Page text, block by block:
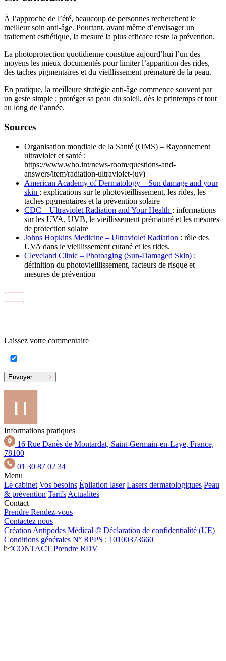
À l’approche de l’été, beaucoup de personnes recherchent le
meilleur soin anti-âge. Pourtant, avant même d’envisager un
traitement esthétique, la mesure la plus efficace reste la prévention.
La photoprotection quotidienne constitue aujourd’hui l’un des
moyens les mieux documentés pour limiter l’apparition des rides,
des taches pigmentaires et du vieillissement prématuré de la peau.
En pratique, la meilleure stratégie anti-âge commence souvent par
un geste simple : protéger sa peau du soleil, dès le printemps et tout
au long de l’année.
Sources
Organisation mondiale de la Santé (OMS) – Rayonnement
ultraviolet et santé :
https://www.who.int/news-room/questions-and-
answers/item/radiation-ultraviolet-(uv)
American Academy of Dermatology – Sun damage and your
skin : explications sur le photovieillissement, les rides, les
taches pigmentaires et la prévention solaire
CDC – Ultraviolet Radiation and Your Health : informations
sur les UVA, UVB, le vieillissement prématuré et les mesures
de protection solaire
Johns Hopkins Medicine – Ultraviolet Radiation : rôle des
UVA dans le vieillissement cutané et les rides.
Cleveland Clinic – Photoaging (Sun-Damaged Skin) :
définition du photovieillissement, facteurs de risque et
mesures de prévention
Laissez votre commentaire
Envoyer
Informations pratiques
16 Rue Danès de Montardat, Saint-Germain-en-Laye, France,
78100
01 30 87 02 34
Menu
Le cabinet Vos besoins Épilation laser Lasers dermatologiques Peau
& prévention TarifsActualites
Contact
Prendre Rendez-vous
Contactez nous
Création Antipodes Médical © Déclaration de confidentialité (UE)
Conditions générales N° RPPS : 10100373660
CONTACT Prendre RDV